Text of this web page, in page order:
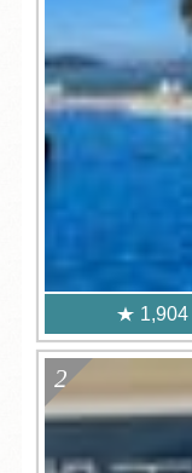
1,904